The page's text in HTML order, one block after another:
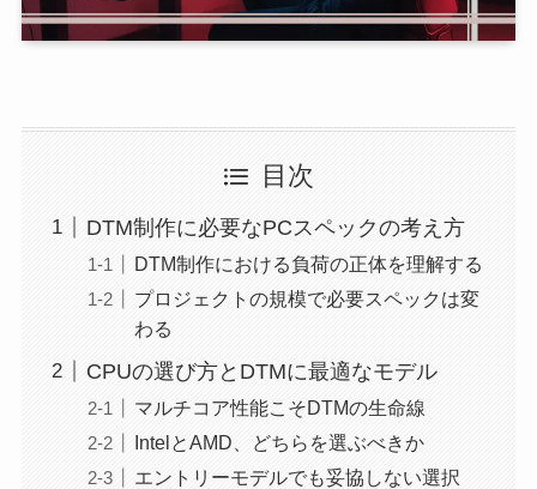
目次
DTM制作に必要なPCスペックの考え方
DTM制作における負荷の正体を理解する
プロジェクトの規模で必要スペックは変
わる
CPUの選び方とDTMに最適なモデル
マルチコア性能こそDTMの生命線
IntelとAMD、どちらを選ぶべきか
エントリーモデルでも妥協しない選択